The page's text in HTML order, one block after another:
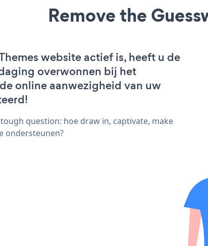
Remove the
website actief is, heeft u de
overwonnen bij het
online aanwezigheid van uw
question: hoe draw in, captivate, make
ondersteunen?